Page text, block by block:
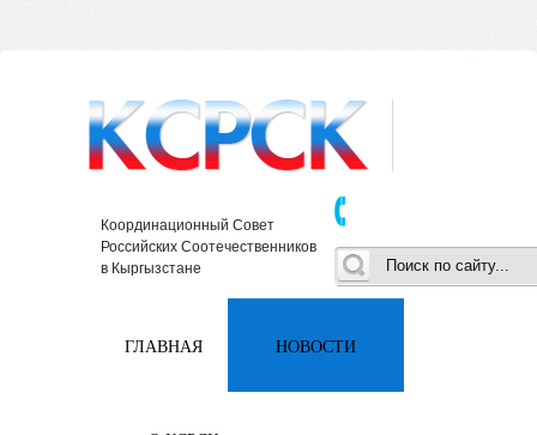
Координационный Совет
Российских Соотечественников
в Кыргызстане
ГЛАВНАЯ НОВОСТИ